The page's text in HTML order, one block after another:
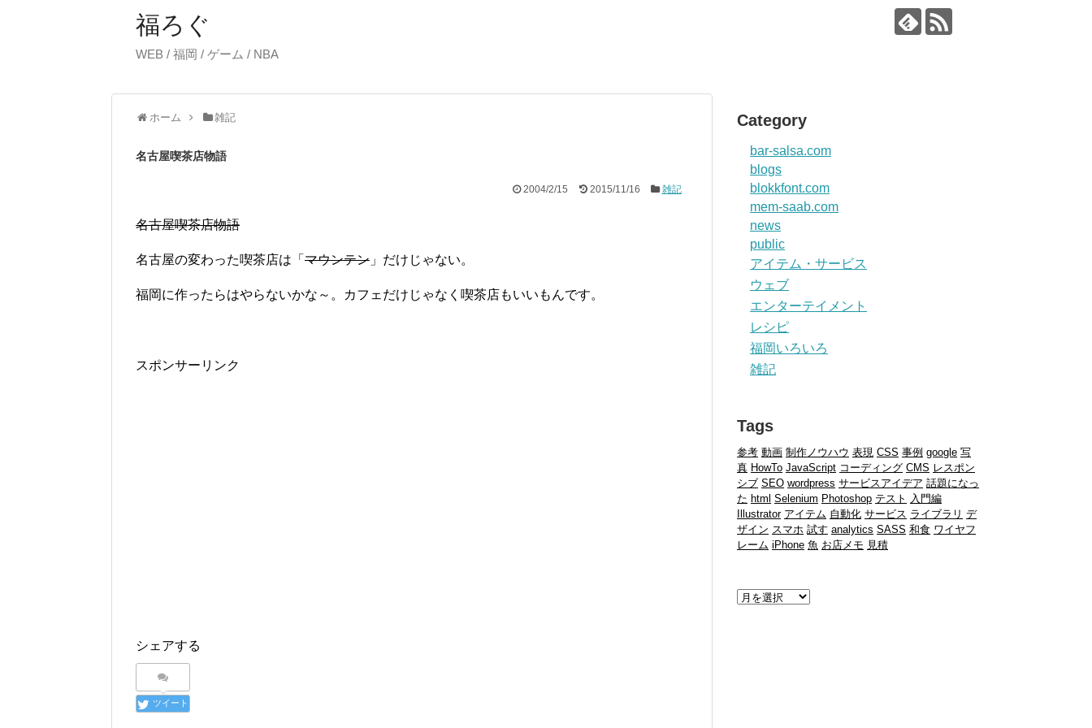
福ろぐ
WEB / 福岡 / ゲーム / NBA
ホーム 雑記
名古屋喫茶店物語
2004/2/15 2015/11/16 雑記
名古屋喫茶店物語
名古屋の変わった喫茶店は「 マウンテン 」だけじゃない。
福岡に作ったらはやらないかな～。カフェだけじゃなく喫茶店もいいもんです。
スポンサーリンク
シェアする
ツイート
Category
bar-salsa.com
blogs
blokkfont.com
mem-saab.com
news
public
アイテム・サービス
ウェブ
エンターテイメント
レシピ
福岡いろいろ
雑記
Tags
参考 動画 制作ノウハウ 表現 CSS 事例 google 写
真 HowTo JavaScript コーディング CMS レスポン
シブ SEO wordpress サービスアイデア 話題になっ
た html Selenium Photoshop テスト 入門編
Illustrator アイテム 自動化 サービス ライブラリ デ
ザイン スマホ 試す analytics SASS 和食 ワイヤフ
レーム iPhone 魚 お店メモ 見積